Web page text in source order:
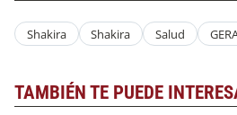
Shakira Shakira Salud
TAMBIÉN TE PUEDE